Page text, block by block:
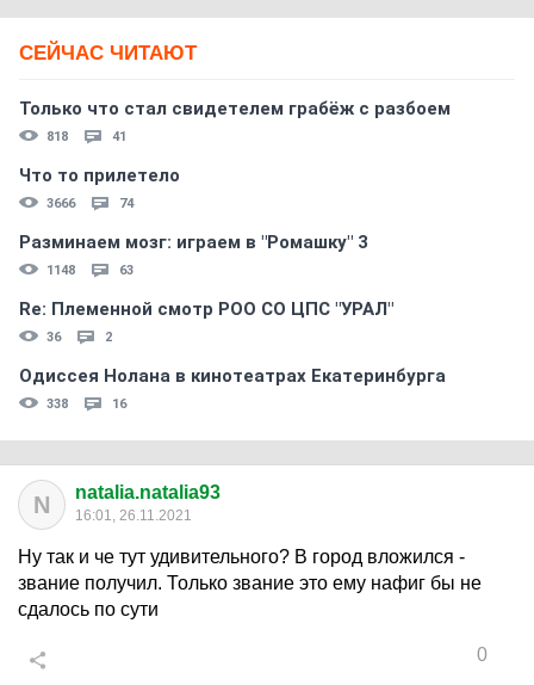
СЕЙЧАС ЧИТАЮТ
Только что стал свидетелем грабёж с разбоем
818 41
Что то прилетело
3666 74
Разминаем мозг: играем в "Ромашку" 3
1148 63
Re: Племеннoй смoтр РOO CO ЦПС "УРАЛ"
36 2
Одиссея Нолана в кинотеатрах Екатеринбурга
338 16
N natalia.natalia93
16:01, 26.11.2021
Ну так и че тут удивительного? В город вложился -
звание получил. Только звание это ему нафиг бы не
сдалось по сути
0